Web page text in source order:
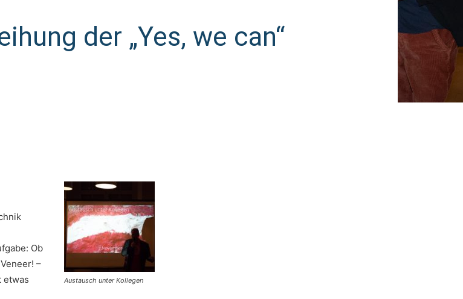
der „Yes, we can“
Austausch unter Kollegen
Ob
–
etwas